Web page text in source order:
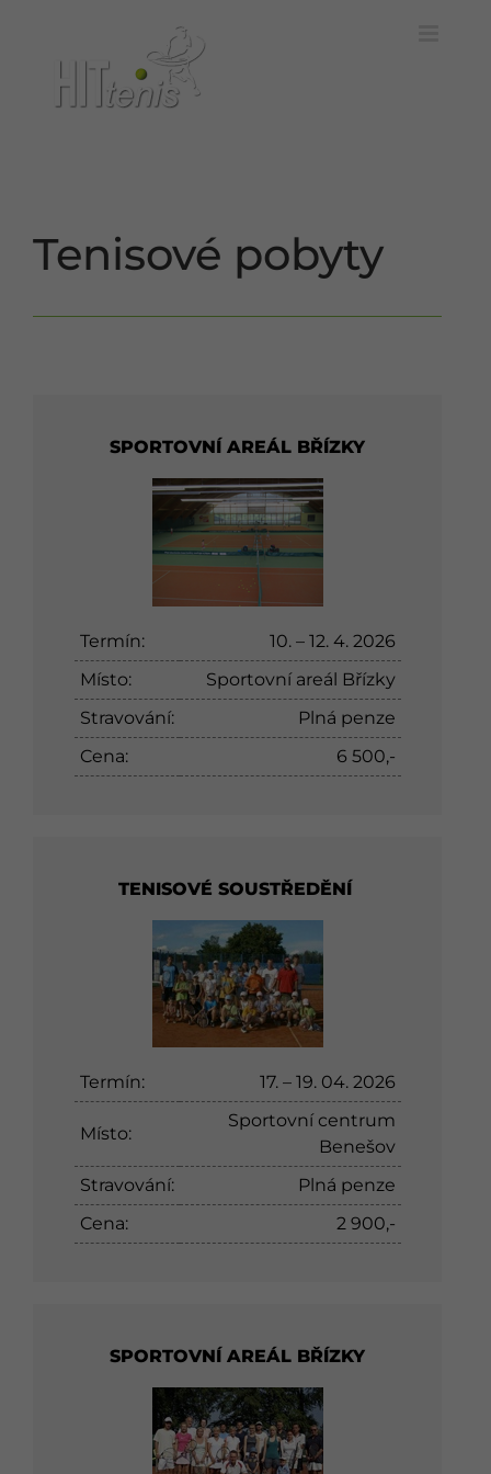
content
Tenisové pobyty
SPORTOVNÍ AREÁL BŘÍZKY
Termín:
10. – 12. 4. 2026
Místo:
Sportovní areál Břízky
Stravování:
Plná penze
Cena:
6 500,-
TENISOVÉ SOUSTŘEDĚNÍ
Termín: 17. – 19. 04. 2026
Místo:
Sportovní centrum
Benešov
Stravování:
Plná penze
Cena:
2 900,-
SPORTOVNÍ AREÁL BŘÍZKY